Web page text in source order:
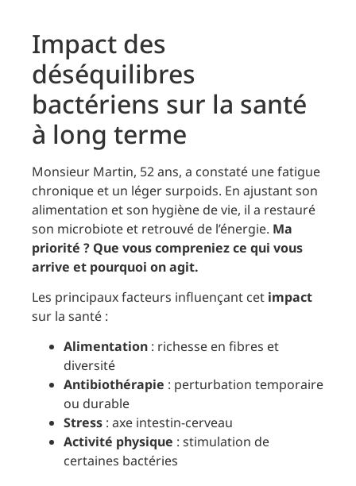
Impact des
déséquilibres
bactériens sur la santé
à long terme
Monsieur Martin, 52 ans, a constaté une fatigue
chronique et un léger surpoids. En ajustant son
alimentation et son hygiène de vie, il a restauré
son microbiote et retrouvé de l’énergie. Ma
priorité ? Que vous compreniez ce qui vous
arrive et pourquoi on agit.
Les principaux facteurs influençant cet impact
sur la santé :
Alimentation : richesse en fibres et
diversité
Antibiothérapie : perturbation temporaire
ou durable
Stress : axe intestin-cerveau
Activité physique : stimulation de
certaines bactéries